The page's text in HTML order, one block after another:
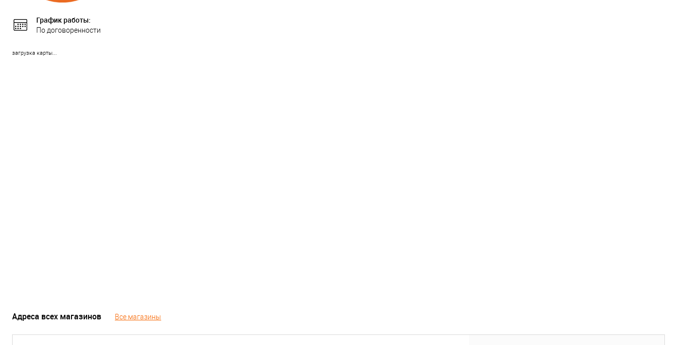
График работы:
По договоренности
загрузка карты...
Адреса всех магазинов Все магазины